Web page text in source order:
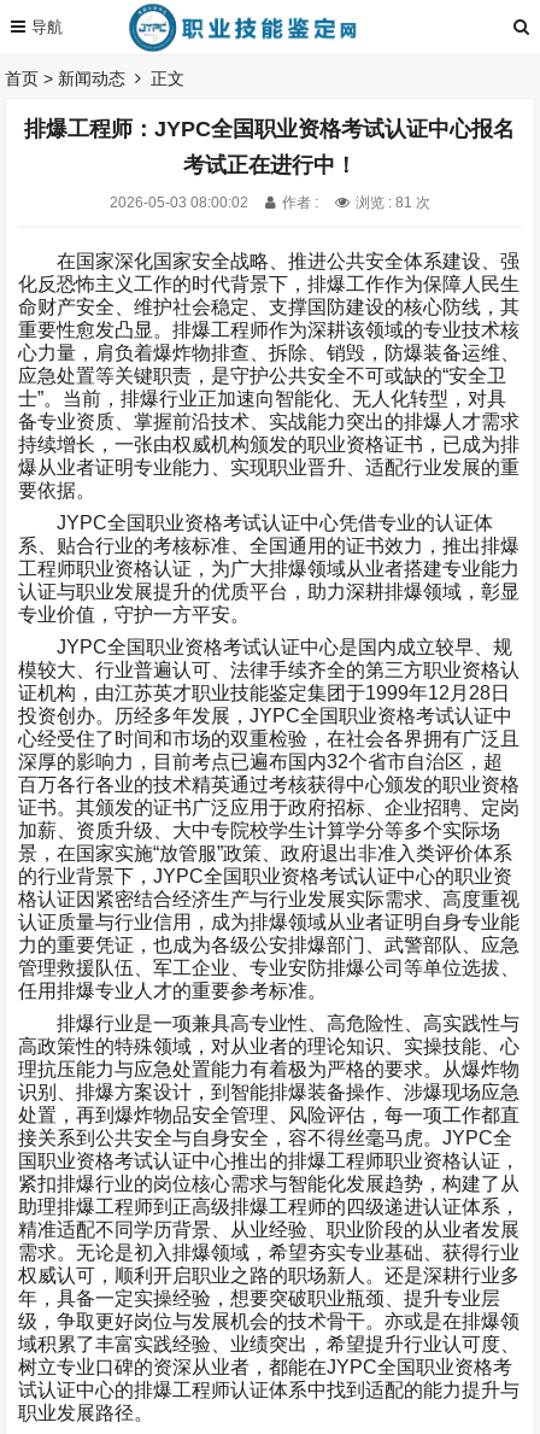
首页 > 新闻动态 正文
排爆工程师：JYPC全国职业资格考试认证中心报名
考试正在进行中！
2026-05-03 08:00:02 作者 : 浏览 : 81 次
在国家深化国家安全战略、推进公共安全体系建设、强
化反恐怖主义工作的时代背景下，排爆工作作为保障人民生
命财产安全、维护社会稳定、支撑国防建设的核心防线，其
重要性愈发凸显。排爆工程师作为深耕该领域的专业技术核
心力量，肩负着爆炸物排查、拆除、销毁，防爆装备运维、
应急处置等关键职责，是守护公共安全不可或缺的“安全卫
士”。当前，排爆行业正加速向智能化、无人化转型，对具
备专业资质、掌握前沿技术、实战能力突出的排爆人才需求
持续增长，一张由权威机构颁发的职业资格证书，已成为排
爆从业者证明专业能力、实现职业晋升、适配行业发展的重
要依据。
JYPC全国职业资格考试认证中心凭借专业的认证体
系、贴合行业的考核标准、全国通用的证书效力，推出排爆
工程师职业资格认证，为广大排爆领域从业者搭建专业能力
认证与职业发展提升的优质平台，助力深耕排爆领域，彰显
专业价值，守护一方平安。
JYPC全国职业资格考试认证中心是国内成立较早、规
模较大、行业普遍认可、法律手续齐全的第三方职业资格认
证机构，由江苏英才职业技能鉴定集团于1999年12 月 28日
投资创办。历经多年发展，JYPC全国职业资格考试认证中
心经受住了时间和市场的双重检验，在社会各界拥有广泛且
深厚的影响力，目前考点已遍布国内32个省市自治区，超
百万各行各业的技术精英通过考核获得中心颁发的职业资格
证书。其颁发的证书广泛应用于政府招标、企业招聘、定岗
加薪、资质升级、大中专院校学生计算学分等多个实际场
景，在国家实施“放管服”政策、政府退出非准入类评价体系
的行业背景下，JYPC全国职业资格考试认证中心的职业资
格认证因紧密结合经济生产与行业发展实际需求、高度重视
认证质量与行业信用，成为排爆领域从业者证明自身专业能
力的重要凭证，也成为各级公安排爆部门、武警部队、应急
管理救援队伍、军工企业、专业安防排爆公司等单位选拔、
任用排爆专业人才的重要参考标准。
排爆行业是一项兼具高专业性、高危险性、高实践性与
高政策性的特殊领域，对从业者的理论知识、实操技能、心
理抗压能力与应急处置能力有着极为严格的要求。从爆炸物
识别、排爆方案设计，到智能排爆装备操作、涉爆现场应急
处置，再到爆炸物品安全管理、风险评估，每一项工作都直
接关系到公共安全与自身安全，容不得丝毫马虎。JYPC全
国职业资格考试认证中心推出的排爆工程师职业资格认证，
紧扣排爆行业的岗位核心需求与智能化发展趋势，构建了从
助理排爆工程师到正高级排爆工程师的四级递进认证体系，
精准适配不同学历背景、从业经验、职业阶段的从业者发展
需求。无论是初入排爆领域，希望夯实专业基础、获得行业
权威认可，顺利开启职业之路的职场新人。还是深耕行业多
年，具备一定实操经验，想要突破职业瓶颈、提升专业层
级，争取更好岗位与发展机会的技术骨干。亦或是在排爆领
域积累了丰富实践经验、业绩突出，希望提升行业认可度、
树立专业口碑的资深从业者，都能在JYPC全国职业资格考
试认证中心的排爆工程师认证体系中找到适配的能力提升与
职业发展路径。